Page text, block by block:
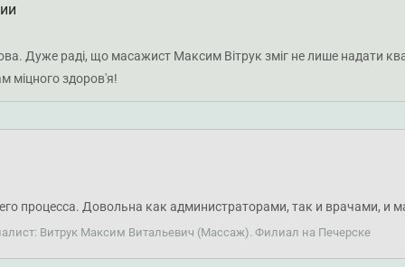
Дуже раді, що масажист Максим Вітрук зміг не лише надати
міцного здоров'я!
процесса. Довольна как администраторами, так и врачами, и
Витрук Максим Витальевич (Массаж). Филиал на Печерске